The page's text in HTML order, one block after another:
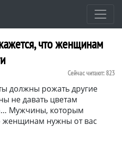
что женщинам
Сейчас читают: 823
должны рожать другие
не давать цветам
Мужчины, которым
женщинам нужны от вас